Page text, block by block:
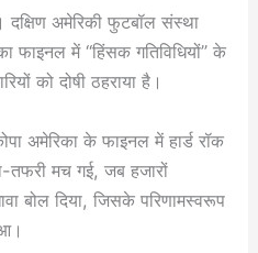
अमेरिकी फुटबॉल संस्था
फाइनल में “हिंसक गतिविधियों” के
को दोषी ठहराया है।
अमेरिका के फाइनल में हार्ड रॉक
तफरी मच गई, जब हजारों
बोल दिया, जिसके परिणामस्वरूप